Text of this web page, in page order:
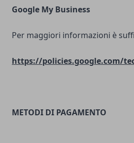
Google My Business
Per maggiori informazioni è
https://policies.google.com/
METODI DI PAGAMENTO